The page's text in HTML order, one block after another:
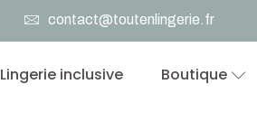
contact@toutenlingerie.fr
Lingerie inclusive Boutique